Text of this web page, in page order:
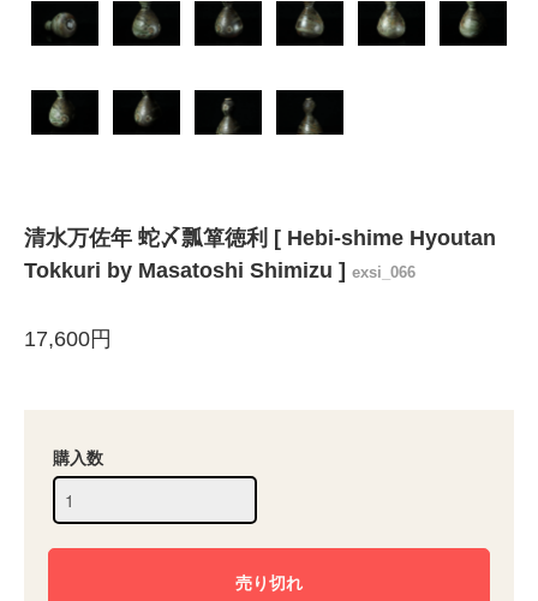
清水万佐年 蛇〆瓢箪徳利 [ Hebi-shime Hyoutan
Tokkuri by Masatoshi Shimizu ] exsi_066
17,600円
購入数